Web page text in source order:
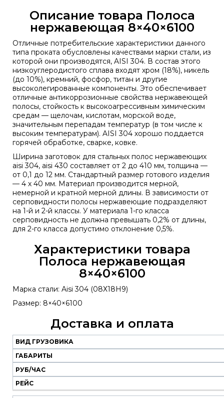
Описание товара Полоса
нержавеющая 8×40×6100
Отличные потребительские характеристики данного
типа проката обусловлены качествами марки стали, из
которой они производятся, AISI 304. В состав этого
низкоуглеродистого сплава входят хром (18%), никель
(до 10%), кремний, фосфор, титан и другие
высоколегированные компоненты. Это обеспечивает
отличные антикоррозионные свойства нержавеющей
полосы, стойкость к высокоагрессивным химическим
средам — щелочам, кислотам, морской воде,
значительным перепадам температур (в том числе к
высоким температурам). AISI 304 хорошо поддается
горячей обработке, сварке, ковке.
Ширина заготовок для стальных полос нержавеющих
aisi 304, aisi 430 составляет от 2 до 410 мм, толщина —
от 0,1 до 12 мм. Стандартный размер готового изделия
— 4 х 40 мм. Материал производится мерной,
немерной и кратной мерной длины. В зависимости от
серповидности полосы нержавеющие подразделяют
на 1-й и 2-й классы. У материала 1-го класса
серповидность не должна превышать 0,2% от длины,
для 2-го класса допустимо отклонение 0,5%.
Характеристики товара
Полоса нержавеющая
8×40×6100
Марка стали: Aisi 304 (08Х18Н9)
Размер: 8×40×6100
Доставка и оплата
Наш
транспорт
Вид
грузовика
Габариты
Руб/
час
Рейс
ВИД ГРУЗОВИКА
ГАБАРИТЫ
РУБ/ЧАС
РЕЙС